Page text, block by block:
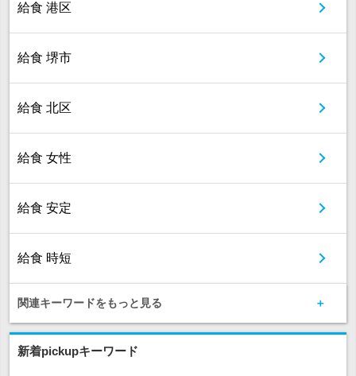
給食 港区
給食 堺市
給食 北区
給食 女性
給食 安定
給食 時短
関連キーワードをもっと見る
新着pickupキーワード